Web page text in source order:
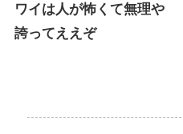
ワイは人が怖くて無理や
誇ってええぞ